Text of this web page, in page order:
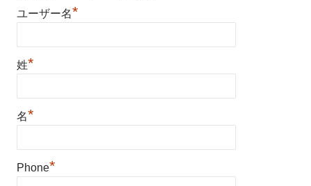
ユーザー名*
姓*
名*
Phone*